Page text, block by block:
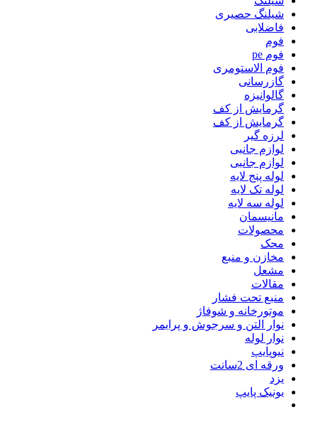
شیلنگ حصیری
فاضلابی
فوم
فوم pe
فوم الاستومری
گازرسانی
گالوانیزه
گرمایش از کف
گرمایش از کف
لرزه گیر
لوازم جانبی
لوازم جانبی
لوله پنج لایه
لوله تک لایه
لوله سه لایه
مانیسمان
محصولات
محک
مخازن و منبع
مشعل
مقالات
منبع تحت فشار
موتورخانه و شوفاژ
نوار التن و سرجوش و پرایمر
نوار لوله
نیوپایپ
ورقه ای 2سانت
یزد
یونیک پایپ